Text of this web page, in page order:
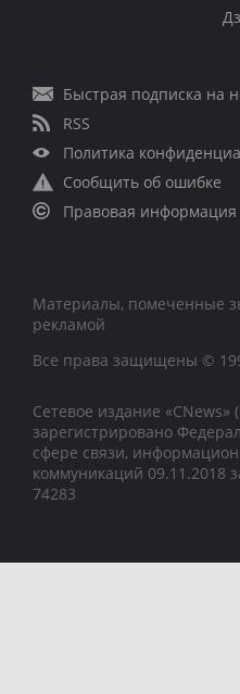
Быстрая подписка на
RSS
Политика
Сообщить об ошибке
Правовая информация
Материалы, помеченные
рекламой
Все права защищены ©
Сетевое издание «CNews»
зарегистрировано
сфере связи,
коммуникаций 09.11.2018
74283